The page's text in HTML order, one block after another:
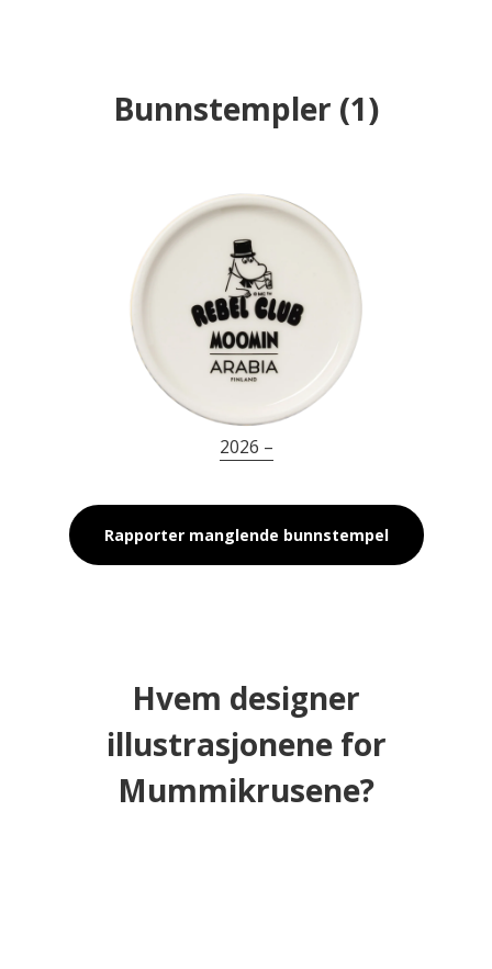
Bunnstempler (1)
2026 –
Rapporter manglende bunnstempel
Hvem designer
illustrasjonene for
Mummikrusene?